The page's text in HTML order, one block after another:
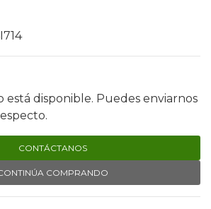
está disponible. Puedes enviarnos
CONTÁCTANOS
COMPRANDO